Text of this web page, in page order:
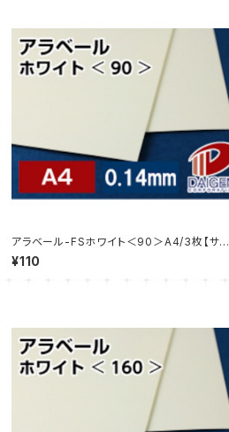
アラベール-FSホワイト＜90＞A4/3枚【サン
プル販売】
¥110